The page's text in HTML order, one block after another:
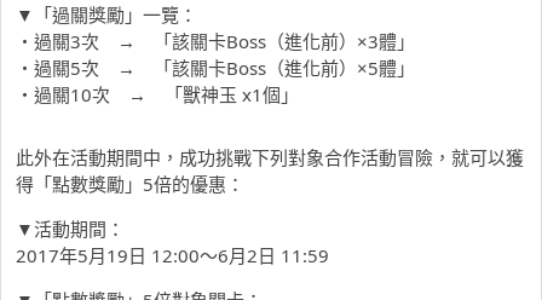
▼「過關獎勵」一覽：
・過關3次 → 「該關卡Boss（進化前）×3體」
・過關5次 → 「該關卡Boss（進化前）×5體」
・過關10次 → 「獸神玉 x1個」
此外在活動期間中，成功挑戰下列對象合作活動冒險，就可以獲
得「點數獎勵」5倍的優惠：
▼活動期間：
2017年5月19日 12:00～6月2日 11:59